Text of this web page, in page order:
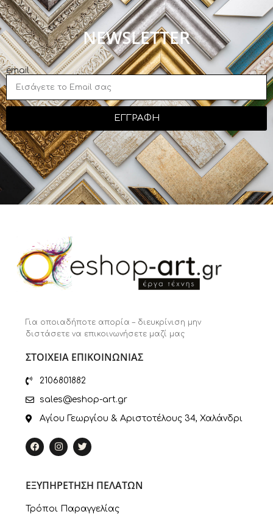
NEWSLETTER
email
ΕΓΓΡΑΦΗ
Για οποιαδήποτε απορία – διευκρίνιση μην
διστάσετε να επικοινωνήσετε μαζί μας
ΣΤΟΙΧΕΙΑ ΕΠΙΚΟΙΝΩΝΙΑΣ
2106801882
sales@eshop-art.gr
Αγίου Γεωργίου & Αριστοτέλους 34, Χαλάνδρι
ΕΞΥΠΗΡΕΤΗΣΗ ΠΕΛΑΤΩΝ
Τρόποι Παραγγελίας